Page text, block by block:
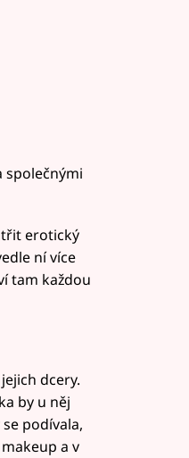
společnými
erotický
ní více
tam každou
dcery.
by u něj
podívala,
a v